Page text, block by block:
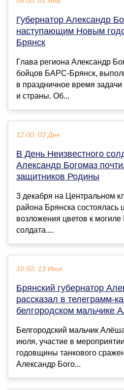
Губернатор Александр
наступающим Новым
Брянск
Глава региона Александр
бойцов БАРС-Брянск,
в праздничное время
и страны. Об...
12:00, 03 Дек
В День Неизвестного
Александр Богомаз
защитников Родины
3 декабря на Центральном
района Брянска состоялась
возложения цветов к могиле
солдата....
10:50, 13 Июл
Брянский губернатор
рассказал в телеграмм-
белгородском мальчике
Белгородский мальчик
июля, участие в
годовщины танкового
Александр Бого...